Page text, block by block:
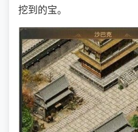
挖到的宝。